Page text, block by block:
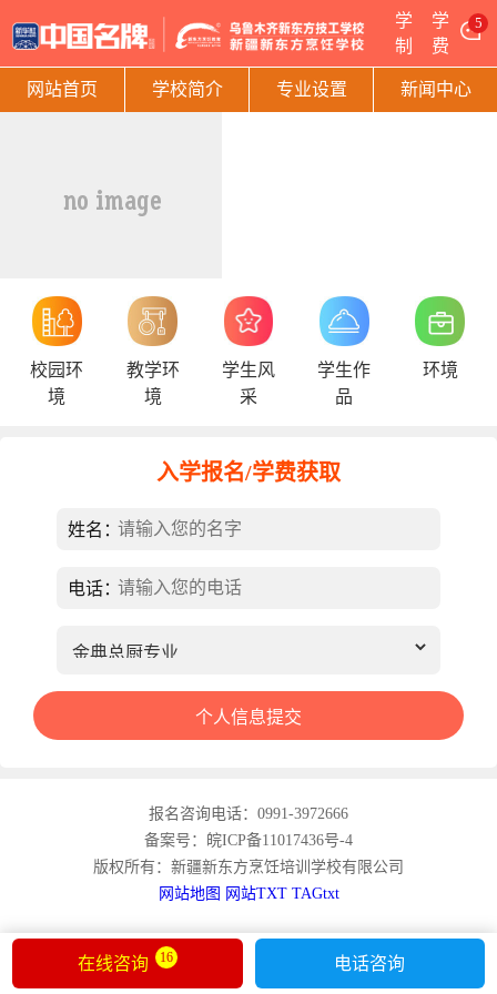
学
制
学
费
5
网站首页 学校简介 专业设置 新闻中心
校园环
境
教学环
境
学生风
采
学生作
品
环境
入学报名/学费获取
姓名：
电话：
报名咨询电话：0991-3972666
备案号：皖ICP备11017436号-4
版权所有：新疆新东方烹饪培训学校有限公司
网站地图 网站TXT TAGtxt
在线咨询 16 电话咨询